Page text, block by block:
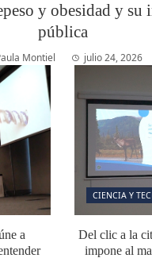
y obesidad y su
pública
Montiel julio 24, 2026
a
CIENCIA Y
Del clic a la
impone al